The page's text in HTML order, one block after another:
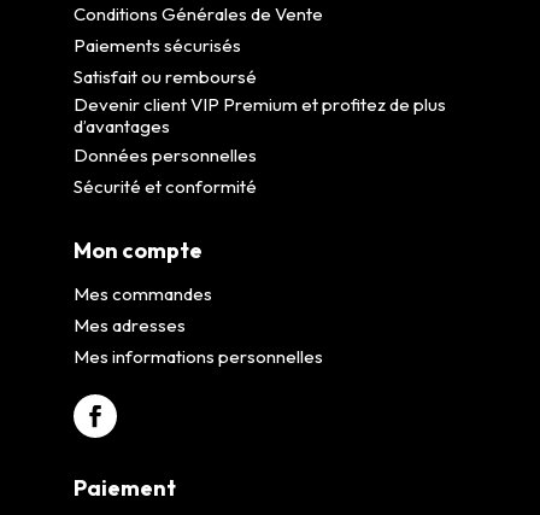
Conditions Générales de Vente
Paiements sécurisés
Satisfait ou remboursé
Devenir client VIP Premium et profitez de plus
d’avantages
Données personnelles
Sécurité et conformité
Mon compte
Mes commandes
Mes adresses
Mes informations personnelles
Paiement